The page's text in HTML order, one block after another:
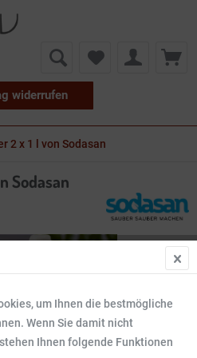
widerrufen
2 x 1 l von Sodasan
Sodasan
um Ihnen die bestmögliche
Wenn Sie damit nicht
Ihnen folgende Funktionen